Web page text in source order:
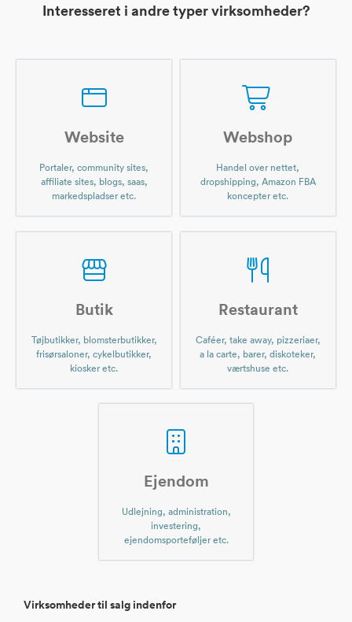
Interesseret i andre typer virksomheder?
Website
Portaler, community sites,
affiliate sites, blogs, saas,
markedspladser etc.
Webshop
Handel over nettet,
dropshipping, Amazon FBA
koncepter etc.
Butik
Tøjbutikker, blomsterbutikker,
frisørsaloner, cykelbutikker,
kiosker etc.
Restaurant
Caféer, take away, pizzeriaer,
a la carte, barer, diskoteker,
værtshuse etc.
Ejendom
Udlejning, administration,
investering,
ejendomsporteføljer etc.
Virksomheder til salg indenfor